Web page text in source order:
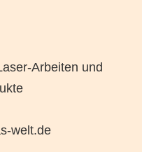
Arbeiten und
welt.de